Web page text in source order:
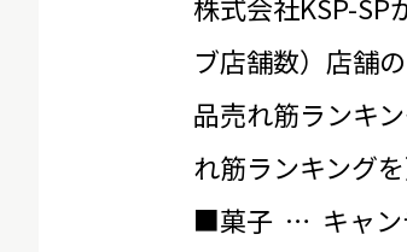
ブ店舗数）店舗
品売れ筋ランキ
れ筋ランキング
■菓子 … キャン